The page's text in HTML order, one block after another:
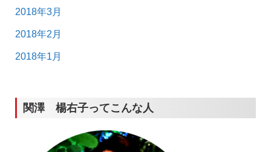
2018年3月
2018年2月
2018年1月
関澤 楊右子ってこんな人